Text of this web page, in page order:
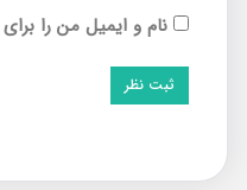
نام و ایمیل من را برای